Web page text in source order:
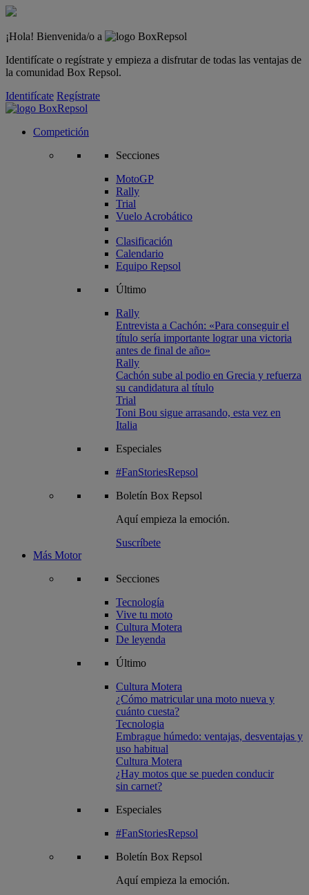
¡Hola! Bienvenida/o a
Identifícate o regístrate y empieza a disfrutar de todas las ventajas de
la comunidad Box Repsol.
Identifícate Regístrate
Competición
Secciones
MotoGP
Rally
Trial
Vuelo Acrobático
Clasificación
Calendario
Equipo Repsol
Último
Rally
Entrevista a Cachón: «Para conseguir el
título sería importante lograr una victoria
antes de final de año»
Rally
Cachón sube al podio en Grecia y refuerza
su candidatura al título
Trial
Toni Bou sigue arrasando, esta vez en
Italia
Especiales
#FanStoriesRepsol
Boletín Box Repsol
Aquí empieza la emoción.
Suscríbete
Más Motor
Secciones
Tecnología
Vive tu moto
Cultura Motera
De leyenda
Último
Cultura Motera
¿Cómo matricular una moto nueva y
cuánto cuesta?
Tecnologia
Embrague húmedo: ventajas, desventajas y
uso habitual
Cultura Motera
¿Hay motos que se pueden conducir
sin carnet?
Especiales
#FanStoriesRepsol
Boletín Box Repsol
Aquí empieza la emoción.